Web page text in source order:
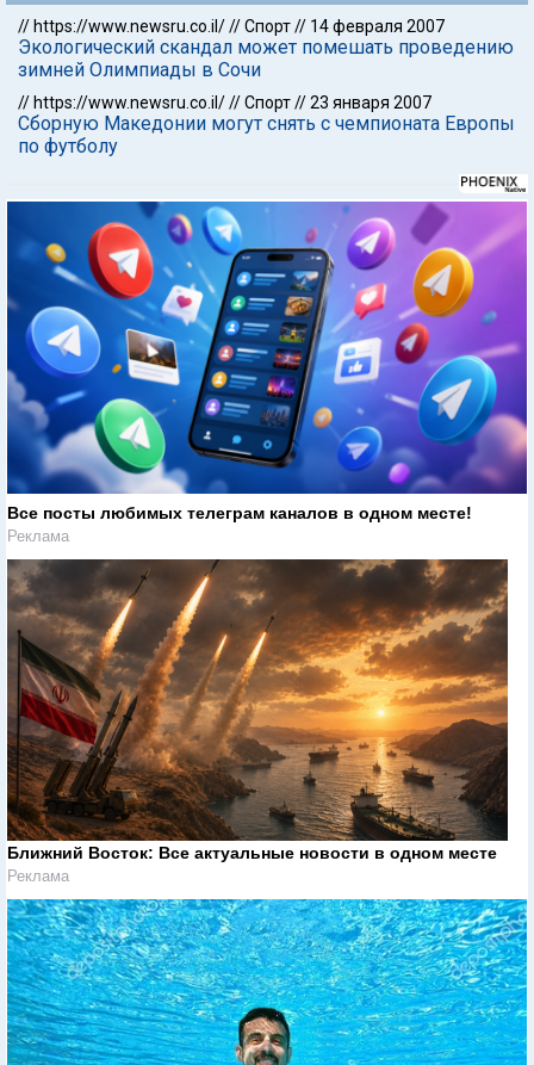
// https://www.newsru.co.il///Спорт// 14 февраля 2007
Экологический скандал может помешать проведению
зимней Олимпиады в Сочи
// https://www.newsru.co.il///Спорт//23 января 2007
Сборную Македонии могут снять с чемпионата Европы
по футболу
Все посты любимых телеграм каналов в одном месте!
Реклама
Ближний Восток: Все актуальные новости в одном месте
Реклама